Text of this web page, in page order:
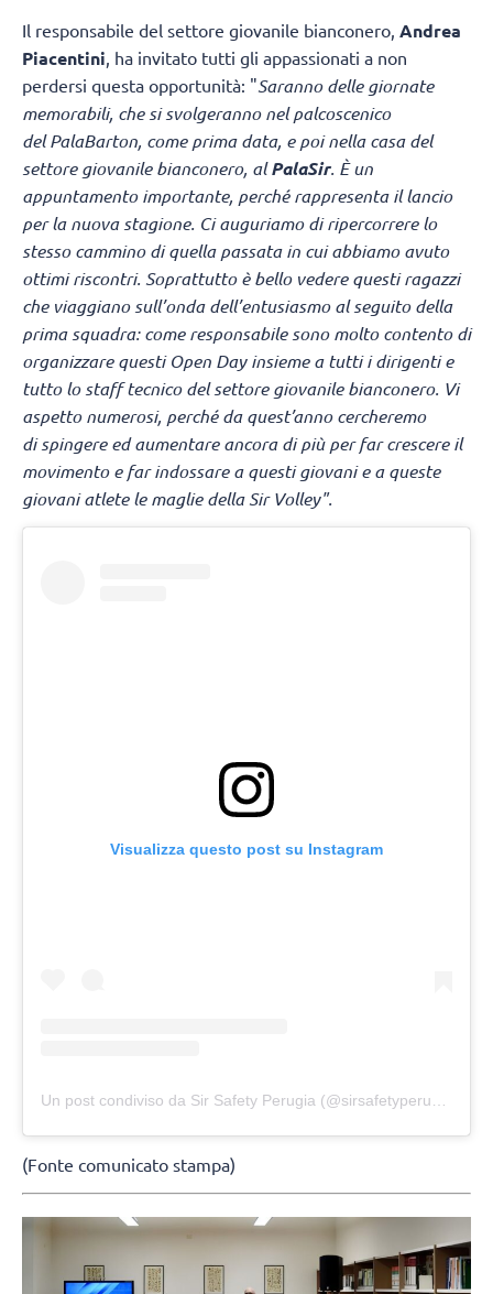
Il responsabile del settore giovanile bianconero, Andrea
Piacentini , ha invitato tutti gli appassionati a non
perdersi questa opportunità: "Saranno delle giornate
memorabili, che si svolgeranno nel palcoscenico
del PalaBarton, come prima data, e poi nella casa del
settore giovanile bianconero, alPalaSir. È un
appuntamento importante, perché rappresenta il lancio
per la nuova stagione. Ci auguriamo di ripercorrere lo
stesso cammino di quella passata in cui abbiamo avuto
ottimi riscontri. Soprattutto è bello vedere questi ragazzi
che viaggiano sull’onda dell’entusiasmo al seguito della
prima squadra: come responsabile sono molto contento di
organizzare questi Open Day insieme a tutti i dirigenti e
tutto lo staff tecnico del settore giovanile bianconero. Vi
aspetto numerosi, perché da quest’anno cercheremo
di spingere ed aumentare ancora di più per far crescere il
movimento e far indossare a questi giovani e a queste
giovani atlete le maglie della Sir Volley".
Visualizza questo post su Instagram
(Fonte comunicato stampa)